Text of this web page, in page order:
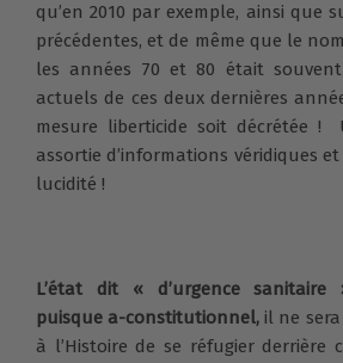
qu’en 2010 par exemple, ainsi que
précédentes, et de même que le
les années 70 et 80 était
actuels de ces deux dernières
mesure liberticide soit décrétée !
assortie d’informations véridiques
lucidité !
L’état dit « d’urgence
puisque a-constitutionnel, il ne
à l’Histoire de se réfugier derrière